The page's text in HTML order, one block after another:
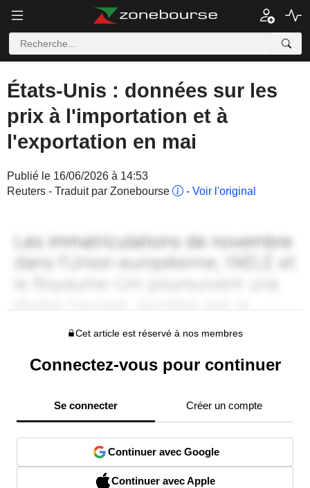
États-Unis : données sur les
prix à l'importation et à
l'exportation en mai
Publié le 16/06/2026 à 14:53
Reuters - Traduit par Zonebourse
- Voir l'original
Cet article est réservé à nos membres
Connectez-vous pour continuer
Se connecter Créer un compte
Continuer avec Google
Continuer avec Apple